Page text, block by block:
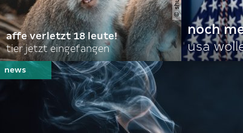
affe verletzt 18 leute!
tier jetzt eingefangen
noch
usa